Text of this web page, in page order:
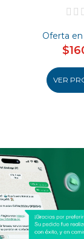
Oferta
VER